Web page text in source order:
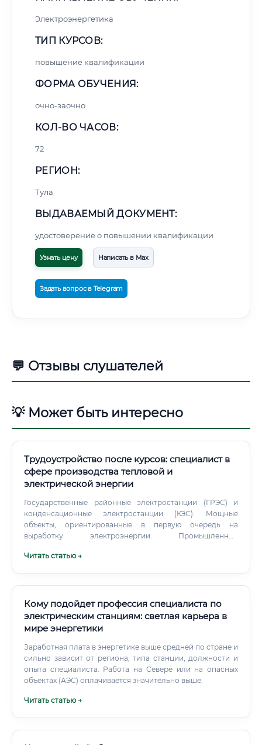
Электроэнергетика
ТИП КУРСОВ:
повышение квалификации
ФОРМА ОБУЧЕНИЯ:
очно-заочно
КОЛ-ВО ЧАСОВ:
72
РЕГИОН:
Тула
ВЫДАВАЕМЫЙ ДОКУМЕНТ:
удостоверение о повышении квалификации
Узнать цену Написать в Max
Задать вопрос в Telegram
💬 Отзывы слушателей
💡 Может быть интересно
Трудоустройство после курсов: специалист в
сфере производства тепловой и
электрической энергии
Государственные районные электростанции (ГРЭС) и
конденсационные электростанции (КЭС): Мощные
объекты, ориентированные в первую очередь на
выработку электроэнергии. Промышленные
химические, машиностроительные) имеют собственные
Читать статью →
Кому подойдет профессия специалиста по
электрическим станциям: светлая карьера в
мире энергетики
Заработная плата в энергетике выше средней по стране и
сильно зависит от региона, типа станции, должности и
опыта специалиста. Работа на Севере или на опасных
объектах (АЭС) оплачивается значительно выше.
Читать статью →